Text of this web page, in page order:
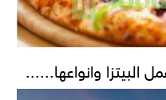
البيتزا وانواعها......